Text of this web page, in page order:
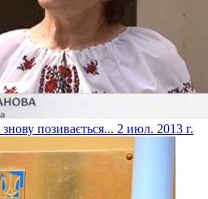
позивається... 2 июл. 2013 г.